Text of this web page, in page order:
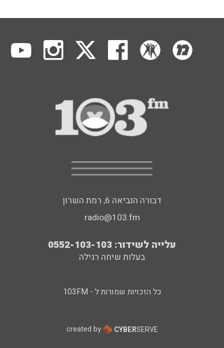
דבורה הנביאה 6, רמת השרון
radio@103.fm
עלייה לשידור: 0552-103-103
בעלות שיחה רגילה
כל הזכויות שמורות ל - 103FM
created by CYBERSERVE